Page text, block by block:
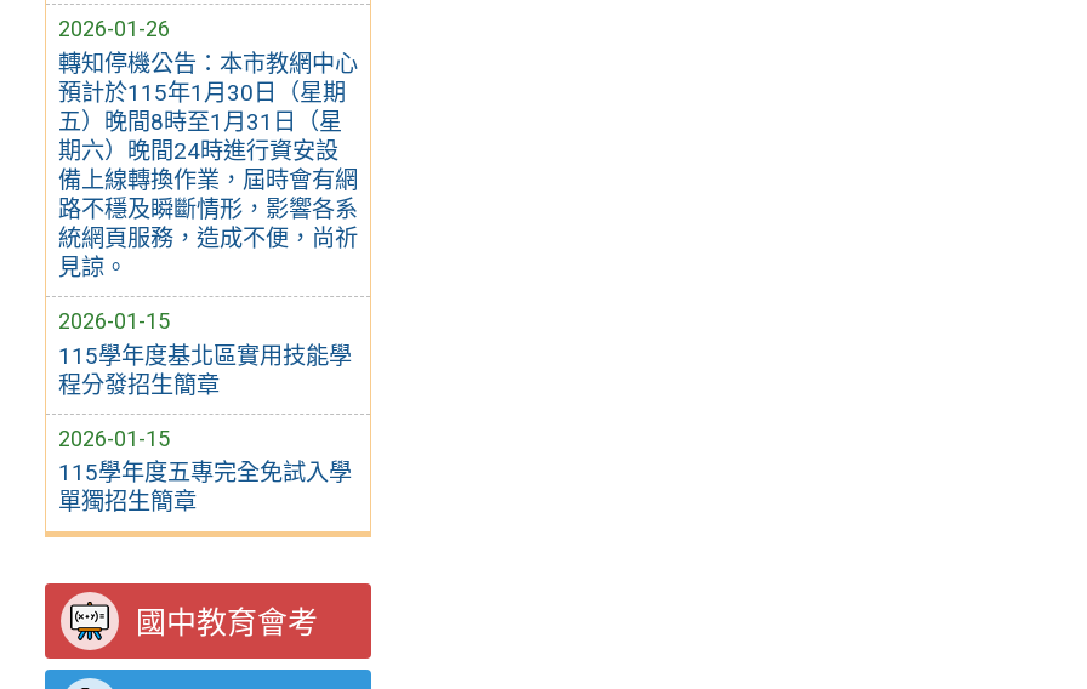
2026-01-26
轉知停機公告：本市教網中心
預計於115年1月30日（星期
五）晚間8時至1月31日（星
期六）晚間24時進行資安設
備上線轉換作業，屆時會有網
路不穩及瞬斷情形，影響各系
統網頁服務，造成不便，尚祈
見諒。
2026-01-15
115學年度基北區實用技能學
程分發招生簡章
2026-01-15
115學年度五專完全免試入學
單獨招生簡章
國中教育會考